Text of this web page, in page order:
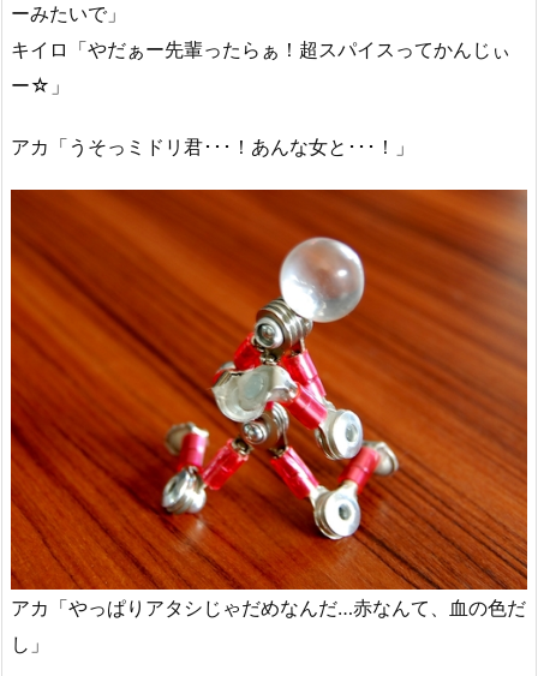
ーみたいで」
キイロ「やだぁー先輩ったらぁ！超スパイスってかんじぃ
ー☆」
アカ「うそっミドリ君･･･！あんな女と･･･！」
アカ「やっぱりアタシじゃだめなんだ…赤なんて、血の色だ
し」